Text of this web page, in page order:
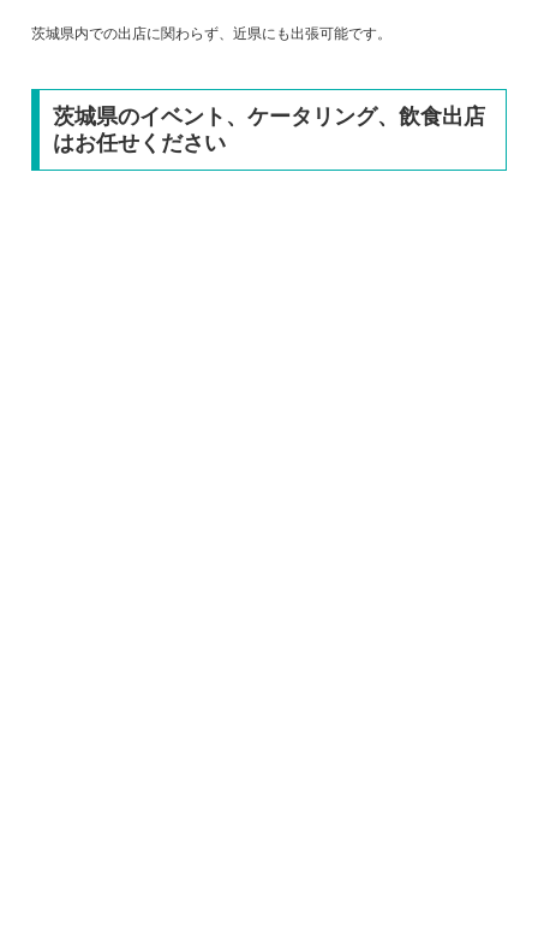
茨城県内での出店に関わらず、近県にも出張可能です。
茨城県のイベント、ケータリング、飲食出店
はお任せください